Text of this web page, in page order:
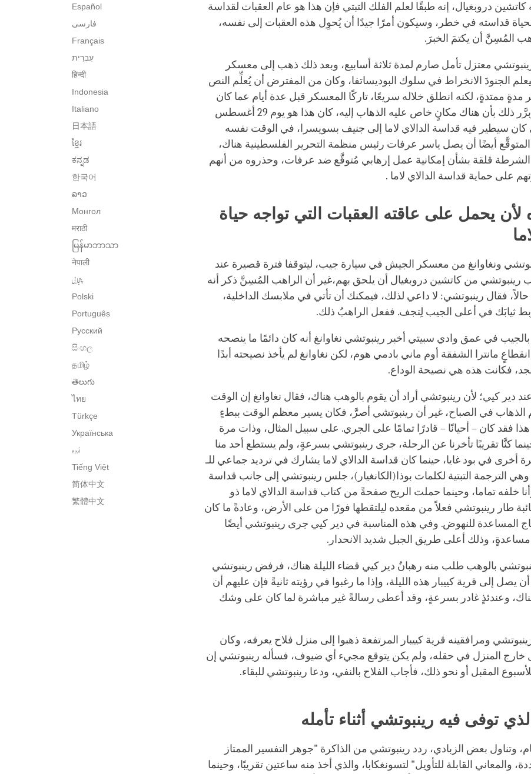
Español
فارسی
Français
עִבְרִית‎
हिन्दी
Indonesia
Italiano
日本語
ខ្មែរ
ಕನ್ನಡ
한국어
ລາວ
Монгол
मराठी
မြန်မာဘာသာ
नेपाली
پنجابی
Polski
Português
Русский
සිංහල
தமிழ்
తెలుగు
ไทย
Türkçe
Українська
اُردو
Tiếng Việt
简体中文
繁體中文
دروبغيال، إنه طبقًا لعلم الفلك التبتي فإن هذا هو عام العقبات لقداسة
فحياة قداسته في خطر، وسيكون أمرًا جيدًا أن يُحوِل هذه العقبات إلى نفسه،
المُسِنَّ أن يكتمَ الخبرَ.
معتزل تأمل صارم لمدة ثلاثة أسابيع، وبعد ذلك ذهب إلى معسكر
الجنودَ الانخراط في سلوك البوديساتفا، وكان من المفترض أن يُعلِّم النص
مدةٍ ممتدةٍ، لكنه انطلق خلاله سريعًا، تاركًا المعسكر قبل عدة أيام عما كان
مخططًا له، وبرَّر ذلك بأن هناك مكانٍ خاص عليه الذهاب إليه، كان هذا هو يوم 29 أغسطس
الذي كان سيطير فيه قداسة الدالاي لاما إلى جنيف بسويسرا، في الوقت نفسه
أيضًا أن يصل ياسر عرفات رئيس منظمة التحرير الفلسطينية هناك،
قلقة بشأن إمكانية عمل إرهابي مُتوقَّع ضد عرفات، وحذروه من أنهم
على حماية قداسة الدالاي لاما .
لأن يحمل على عاقته العقبات التي تواجه حياة
ونغاوانغ من معسكر الجيش في سيارة جيب، ليتوقفا فترة قصيرة عند
رينبوتشي من كاتشين دروبغيال أن يلحق بهم،غير أن الراهب المُسِنَّ ذكر أنه
فقال رينبوتشي: لا داعي لذلك، فيمكنك أن تأتي في ملابسك الداخلية،
ثيابَك في أعلى الجيب لِتجف. ففعل الراهبُ ذلك.
بالجيب في عمق وادي سبيتي أخبر رينبوتشي نغاوانغ أنه كان دائمًا ما ينصحه
مانترا الشفقة أوم ماني بادمي هوم، لكن نغاوانغ لم يأخذ نصيحته أبدًا
فكانت هذه هي نصيحة الوداع.
دير كيي؛ لأن رينبوتشي أراد أن يقوم بالوهب هناك، فقال نغاوانغ إن الوقت
الذهاب في الصباح، غير أن رينبوتشي أصرَّ، فكان يسير معظم الوقت ببطءٍ
فقد كان – أحيانًا – قادرًا تمامًا على الجري. على سبيل المثال، وذات مرة
كنَّا تقريبًا تأخرنا عن الرحلة، جرى رينبوتشي بسرعةٍ، ولم يستطع أحد منا
أخرى في بود غايا، حينما كان قداسة الدالاي لاما يشارك في ترديد جماعي للـ
الترجمة التبتية لكلمات بوذا(الكانغيار)، جلس رينبوتشي إلى جانب قداسة
وأنا خلفه تماما، وحينما حملت الريح صفحةً من كتاب قداسة الدالاي لاما ذو
طار رينبوتشي فعلاً من مقعده ليلتقطها فورًا من على الأرض، وعادةً ما كان
المساعدة للنهوض. وفي هذه المناسبة في دير كيي جرى رينبوتشي أيضًا
وذلك أعلى طريق الجبل شديد الانحدار.
بالوهب طلب منه رهبانُ دير كيي قضاء الليلة هناك، فرفض رينبوتشي
أن يصل إلى قرية كييبار هذه الليلة، وإذا ما رغبوا في رؤيته ثانيةً فإن عليهم أن
وعندئذٍ غادر بسرعةٍ، وقد أعطى رسالةً غير مباشرة لما كان على وشك
ومرافقينه قرية كييبار المرتفعة ذهبوا إلى منزل فلاح يعرفه، وكان
خارج المنزل في حقله، ولم يكن يتوقع مجيء أي ضيوف، فسأله رينبوتشي إن
المقبل أو نحو ذلك، فأجاب الفلاح بالنفي، ودعا رينبوتشي للبقاء.
توفى فيه رينبوتشي أثناء تأمله
وتناول بعض الزبادي، ردد رينبوتشي من الذاكرة "جوهر التفسير الممتاز
والمعاني القابلة للتأويل" لتسونغكابا، والذي أخذ منه ساعتين تقريبًا، وحينما